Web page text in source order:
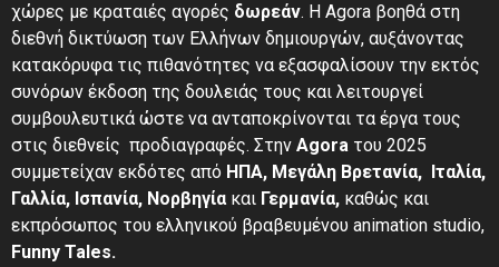
χώρες με κραταιές αγορές δωρεάν. Η Agora βοηθά στη
διεθνή δικτύωση των Ελλήνων δημιουργών, αυξάνοντας
κατακόρυφα τις πιθανότητες να εξασφαλίσουν την εκτός
συνόρων έκδοση της δουλειάς τους και λειτουργεί
συμβουλευτικά ώστε να ανταποκρίνονται τα έργα τους
στις διεθνείς προδιαγραφές. Στην Agora του 2025
συμμετείχαν εκδότες από ΗΠΑ, Μεγάλη Βρετανία, Ιταλία,
Γαλλία, Ισπανία, Νορβηγία και Γερμανία, καθώς και
εκπρόσωπος του ελληνικού βραβευμένου animation studio,
Funny Tales.